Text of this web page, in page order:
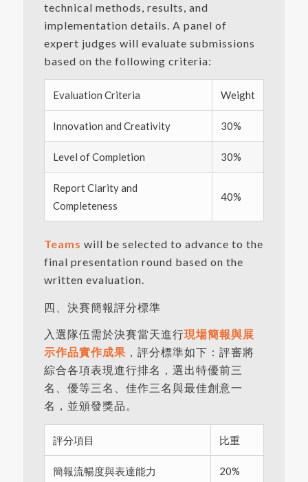
technical methods, results, and
implementation details. A panel of
expert judges will evaluate submissions
based on the following criteria:
Evaluation Criteria Weight
Innovation and Creativity 30%
Level of Completion 30%
Report Clarity and
Completeness
40%
Teams will be selected to advance to the
final presentation round based on the
written evaluation.
四、決賽簡報評分標準
入選隊伍需於決賽當天進行現場簡報與展
示作品實作成果 ，評分標準如下：評審將
綜合各項表現進行排名，選出特優前三
名、優等三名、佳作三名與最佳創意一
名，並頒發獎品。
評分項目 比重
簡報流暢度與表達能力 20%